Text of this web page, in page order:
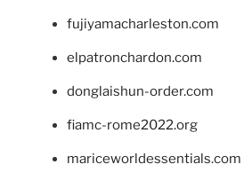
fujiyamacharleston.com
elpatronchardon.com
donglaishun-order.com
fiamc-rome2022.org
mariceworldessentials.com